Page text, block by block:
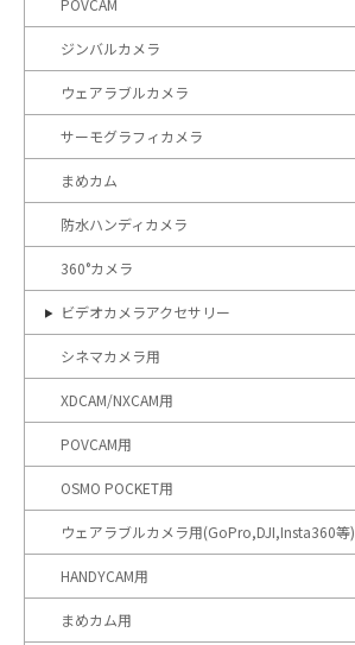
POVCAM
ジンバルカメラ
ウェアラブルカメラ
サーモグラフィカメラ
まめカム
防水ハンディカメラ
360°カメラ
ビデオカメラアクセサリー
シネマカメラ用
XDCAM/NXCAM用
POVCAM用
OSMO POCKET用
ウェアラブルカメラ用(GoPro,DJI,Insta360等)
HANDYCAM用
まめカム用